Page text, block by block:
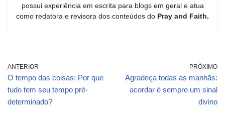
possui experiência em escrita para blogs em geral e atua
como redatora e revisora dos conteúdos do Pray and Faith.
ANTERIOR
O tempo das coisas: Por que
tudo tem seu tempo pré-
determinado?
PRÓXIMO
Agradeça todas as manhãs:
acordar é sempre um sinal
divino